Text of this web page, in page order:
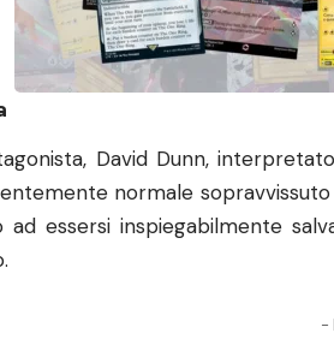
David Dunn,
normale sopravvissuto
ad essersi inspiegabilmente
-